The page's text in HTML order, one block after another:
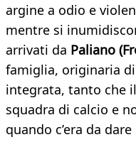
argine a odio e
mentre si
arrivati da Paliano
famiglia, originaria
integrata, tanto che
squadra di calcio e
quando c’era da